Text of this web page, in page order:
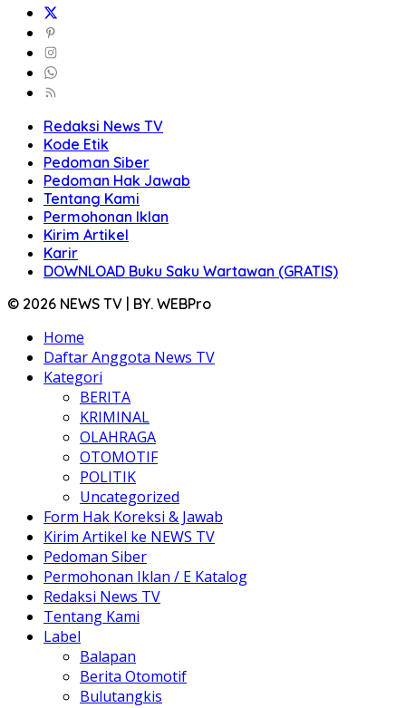
Redaksi News TV
Kode Etik
Pedoman Siber
Pedoman Hak Jawab
Tentang Kami
Permohonan Iklan
Kirim Artikel
Karir
DOWNLOAD Buku Saku Wartawan (GRATIS)
© 2026 NEWS TV | BY. WEBPro
Home
Daftar Anggota News TV
Kategori
BERITA
KRIMINAL
OLAHRAGA
OTOMOTIF
POLITIK
Uncategorized
Form Hak Koreksi & Jawab
Kirim Artikel ke NEWS TV
Pedoman Siber
Permohonan Iklan / E Katalog
Redaksi News TV
Tentang Kami
Label
Balapan
Berita Otomotif
Bulutangkis